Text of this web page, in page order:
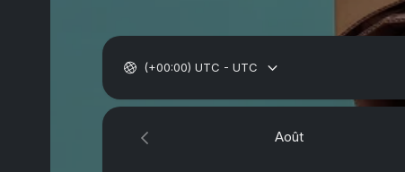
(+00:00) UTC - UTC
Août